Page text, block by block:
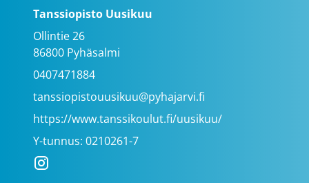
Tanssiopisto Uusikuu
Ollintie 26
86800 Pyhäsalmi
0407471884
tanssiopistouusikuu@pyhajarvi.fi
https://www.tanssikoulut.fi/uusikuu/
Y-tunnus: 0210261-7